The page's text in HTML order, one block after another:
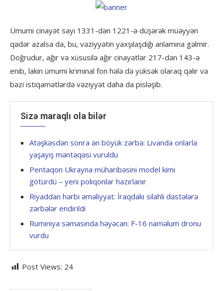
Ümumi cinayət sayı 1331-dən 1221-ə düşərək müəyyən
qədər azalsa da, bu, vəziyyətin yaxşılaşdığı anlamına gəlmir.
Doğrudur, ağır və xüsusilə ağır cinayətlər 217-dən 143-ə
enib, lakin ümumi kriminal fon hələ də yüksək olaraq qalır və
bəzi istiqamətlərdə vəziyyət daha da pisləşib.
Sizə maraqlı ola bilər
Atəşkəsdən sonra ən böyük zərbə: Livanda onlarla
yaşayış məntəqəsi vuruldu
Pentaqon Ukrayna müharibəsini model kimi
götürdü – yeni poliqonlar hazırlanır
Riyaddan hərbi əməliyyat: İraqdakı silahlı dəstələrə
zərbələr endirildi
Rumıniya səmasında həyəcan: F-16 naməlum dronu
vurdu
Post Views: 24